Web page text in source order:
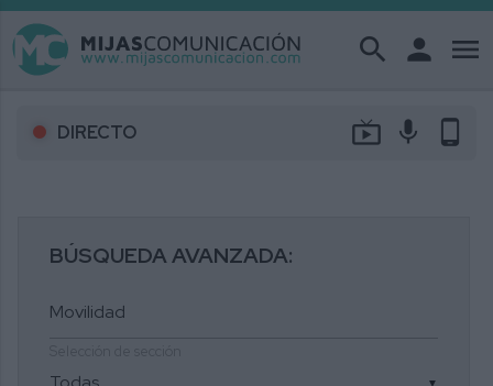
search person menu
DIRECTO live_tv mic phone_android
BÚSQUEDA AVANZADA:
▼